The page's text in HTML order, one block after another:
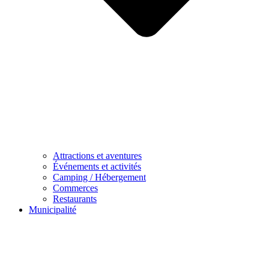
Attractions et aventures
Événements et activités
Camping / Hébergement
Commerces
Restaurants
Municipalité